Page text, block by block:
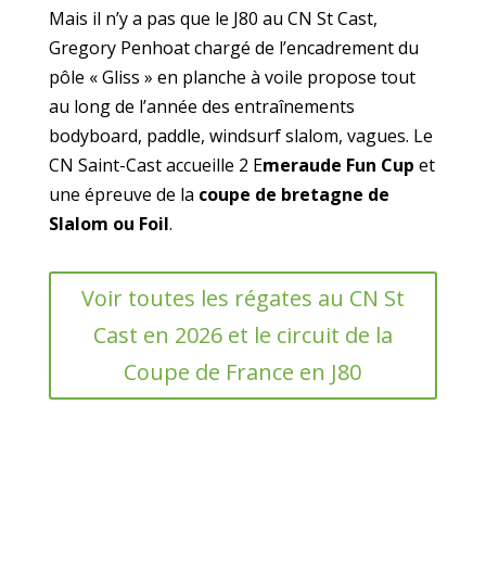
Mais il n’y a pas que le J80 au CN St Cast,
Gregory Penhoat chargé de l’encadrement du
pôle « Gliss » en planche à voile propose tout
au long de l’année des entraînements
bodyboard, paddle, windsurf slalom, vagues. Le
CN Saint-Cast accueille 2 Emeraude Fun Cup et
une épreuve de la coupe de bretagne de
Slalom ou Foil.
Voir toutes les régates au CN St
Cast en 2026 et le circuit de la
Coupe de France en J80